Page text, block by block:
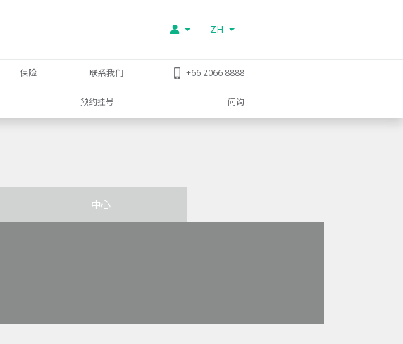
ZH
保险 联系我们 +66 2066 8888
预约挂号 问询
中心